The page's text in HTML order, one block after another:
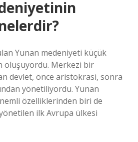
Yunan medeniyeti küçük
oluşuyordu. Merkezi bir
devlet, önce aristokrasi, sonra
yönetiliyordu. Yunan
özelliklerinden biri de
ilk Avrupa ülkesi